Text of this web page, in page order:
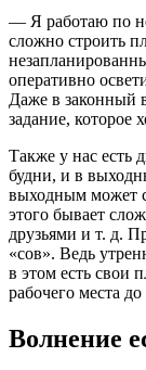
— Я работаю по
сложно строить
оперативно
Даже в законный
задание, которое
Также у нас есть
будни, и в
выходным может
этого бывает
друзьями и т. д.
«сов». Ведь
в этом есть свои
рабочего места до
Волнение